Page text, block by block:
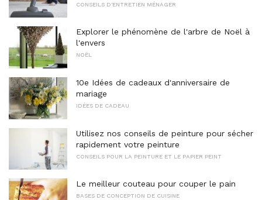
CONSEILS D'ENTRETIEN MÉNAGER
Explorer le phénomène de l'arbre de Noël à
l'envers
NOËL
10e Idées de cadeaux d'anniversaire de
mariage
IDÉES DE CADEAU
Utilisez nos conseils de peinture pour sécher
rapidement votre peinture
CONSEILS POUR LA PEINTURE ET LE PAPIER PEINT
Le meilleur couteau pour couper le pain
BASES DE CONCEPTION DE CUISINE